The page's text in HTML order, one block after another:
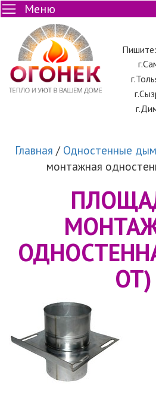
Меню
Пишите:
Главная / Одностенные
монтажная
ОТ)